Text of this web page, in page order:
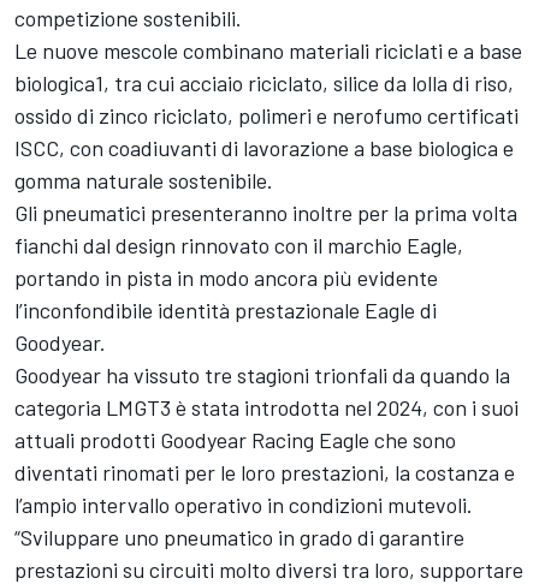
competizione sostenibili.
Le nuove mescole combinano materiali riciclati e a base
biologica1, tra cui acciaio riciclato, silice da lolla di riso,
ossido di zinco riciclato, polimeri e nerofumo certificati
ISCC, con coadiuvanti di lavorazione a base biologica e
gomma naturale sostenibile.
Gli pneumatici presenteranno inoltre per la prima volta
fianchi dal design rinnovato con il marchio Eagle,
portando in pista in modo ancora più evidente
l’inconfondibile identità prestazionale Eagle di
Goodyear.
Goodyear ha vissuto tre stagioni trionfali da quando la
categoria LMGT3 è stata introdotta nel 2024, con i suoi
attuali prodotti Goodyear Racing Eagle che sono
diventati rinomati per le loro prestazioni, la costanza e
l’ampio intervallo operativo in condizioni mutevoli.
“Sviluppare uno pneumatico in grado di garantire
prestazioni su circuiti molto diversi tra loro, supportare